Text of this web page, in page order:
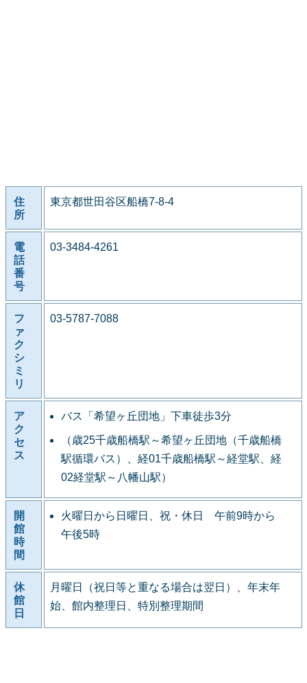
住
所
東京都世田谷区船橋7-8-4
電
話
番
号
03-3484-4261
フ
ァ
ク
シ
ミ
リ
03-5787-7088
ア
ク
セ
ス
バス「希望ヶ丘団地」下車徒歩3分
（歳25千歳船橋駅～希望ヶ丘団地（千歳船橋
駅循環バス）、経01千歳船橋駅～経堂駅、経
02経堂駅～八幡山駅）
開
館
時
間
火曜日から日曜日、祝・休日 午前9時から
午後5時
休
館
日
月曜日（祝日等と重なる場合は翌日）、年末年
始、館内整理日、特別整理期間